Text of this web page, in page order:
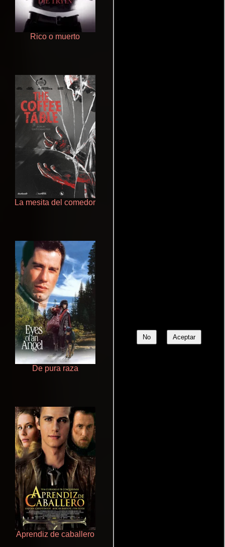
No Aceptar
Rico o muerto
La mesita del comedor
De pura raza
Aprendiz de caballero